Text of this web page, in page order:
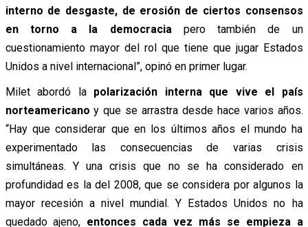
interno de desgaste, de erosión de ciertos consensos
en torno a la democracia pero también de un
cuestionamiento mayor del rol que tiene que jugar Estados
Unidos a nivel internacional”, opinó en primer lugar.
Milet abordó lapolarización interna que vive el país
norteamericano y que se arrastra desde hace varios años.
“Hay que considerar que en los últimos años el mundo ha
experimentado las consecuencias de varias crisis
simultáneas. Y una crisis que no se ha considerado en
profundidad es la del 2008, que se considera por algunos la
mayor recesión a nivel mundial. Y Estados Unidos no ha
quedado ajeno, entonces cada vez más se empieza a